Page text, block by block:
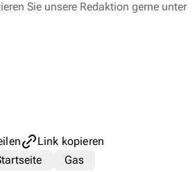
Sie unsere Redaktion gerne unter
Link kopieren
Gas